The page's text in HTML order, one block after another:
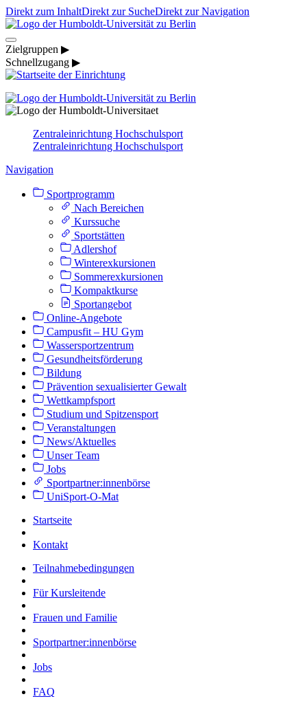
Direkt zum InhaltDirekt zur SucheDirekt zur Navigation
Zielgruppen ▶
Schnellzugang ▶
Zentraleinrichtung Hochschulsport
Zentraleinrichtung Hochschulsport
Navigation
Sportprogramm
Nach Bereichen
Kurssuche
Sportstätten
Adlershof
Winterexkursionen
Sommerexkursionen
Kompaktkurse
Sportangebot
Online-Angebote
Campusfit – HU Gym
Wassersportzentrum
Gesundheitsförderung
Bildung
Prävention sexualisierter Gewalt
Wettkampfsport
Studium und Spitzensport
Veranstaltungen
News/Aktuelles
Unser Team
Jobs
Sportpartner:innenbörse
UniSport-O-Mat
Startseite
Kontakt
Teilnahmebedingungen
Für Kursleitende
Frauen und Familie
Sportpartner:innenbörse
Jobs
FAQ